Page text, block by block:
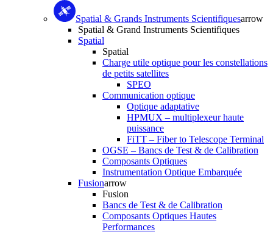
Spatial & Grands Instruments Scientifiquesarrow
Spatial & Grand Instruments Scientifiques
Spatial
Spatial
Charge utile optique pour les constellations
de petits satellites
SPEO
Communication optique
Optique adaptative
HPMUX – multiplexeur haute
puissance
FiTT – Fiber to Telescope Terminal
OGSE – Bancs de Test & de Calibration
Composants Optiques
Instrumentation Optique Embarquée
Fusionarrow
Fusion
Bancs de Test & de Calibration
Composants Optiques Hautes
Performances